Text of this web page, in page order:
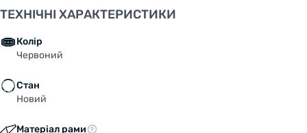
ТЕХНІЧНІ ХАРАКТЕРИСТИКИ
Колір
Червоний
Стан
Новий
Матеріал рами